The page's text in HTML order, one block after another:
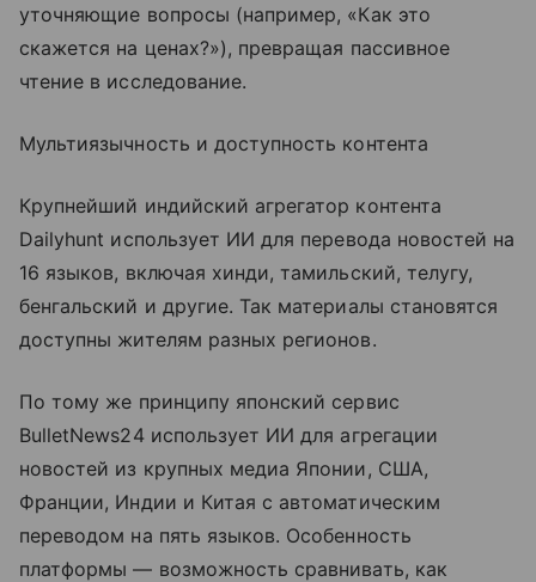
уточняющие вопросы (например, «Как это
скажется на ценах?»), превращая пассивное
чтение в исследование.
Мультиязычность и доступность контента
Крупнейший индийский агрегатор контента
Dailyhunt использует ИИ для перевода новостей на
16 языков, включая хинди, тамильский, телугу,
бенгальский и другие. Так материалы становятся
доступны жителям разных регионов.
По тому же принципу японский сервис
BulletNews24 использует ИИ для агрегации
новостей из крупных медиа Японии, США,
Франции, Индии и Китая с автоматическим
переводом на пять языков. Особенность
платформы — возможность сравнивать, как